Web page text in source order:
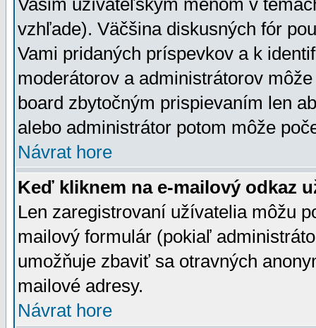
Vašim užívateľským menom v
vzhľade). Väčšina diskusných fór
Vami pridaných príspevkov a k
moderátorov a administrátorov
board zbytočným prispievaním len
alebo administrátor potom môže
Návrat hore
Keď kliknem na e-mailový odkaz
Len zaregistrovaní užívatelia môžu
mailový formulár (pokiaľ
umožňuje zbaviť sa otravných
mailové adresy.
Návrat hore